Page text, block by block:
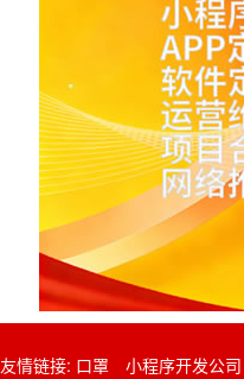
友情链接: 口罩 小程序开发公司